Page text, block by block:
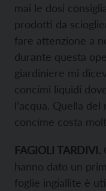
mai le dosi
prodotti da
fare attenzione a
durante questa
giardiniere mi
concimi liquidi
l’acqua. Quella
concime costa
FAGIOLI TARDIVI.
hanno dato un
foglie ingiallite è